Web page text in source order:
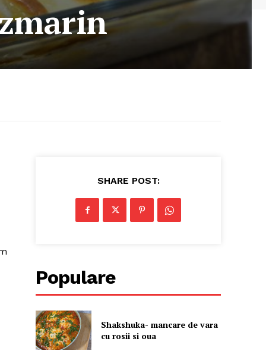
SHARE POST:
Populare
Shakshuka- mancare de vara
cu rosii si oua